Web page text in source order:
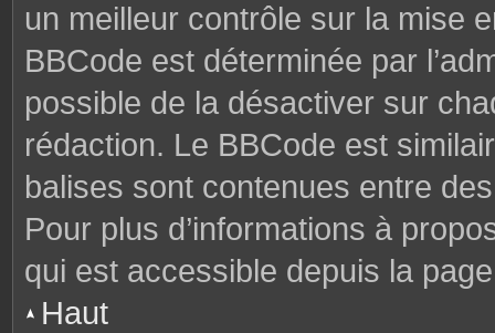
un meilleur contrôle sur la mise
BBCode est déterminée par
possible de la désactiver sur
rédaction. Le BBCode est
balises sont contenues entre
Pour plus d’informations à
qui est accessible depuis la
Haut